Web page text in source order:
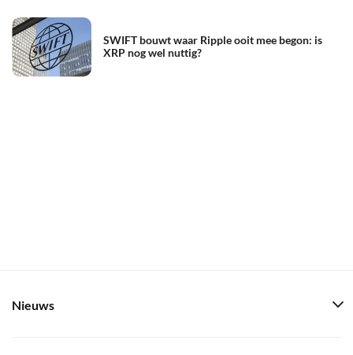
SWIFT bouwt waar Ripple ooit mee begon: is
XRP nog wel nuttig?
Nieuws